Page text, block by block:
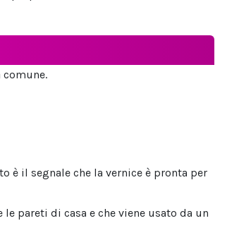
è il segnale che la vernice è pronta per
pareti di casa e che viene usato da un